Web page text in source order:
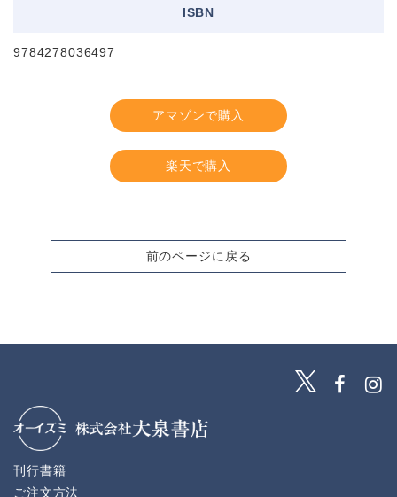
ISBN
9784278036497
アマゾンで購入
楽天で購入
前のページに戻る
刊行書籍
ご注文方法